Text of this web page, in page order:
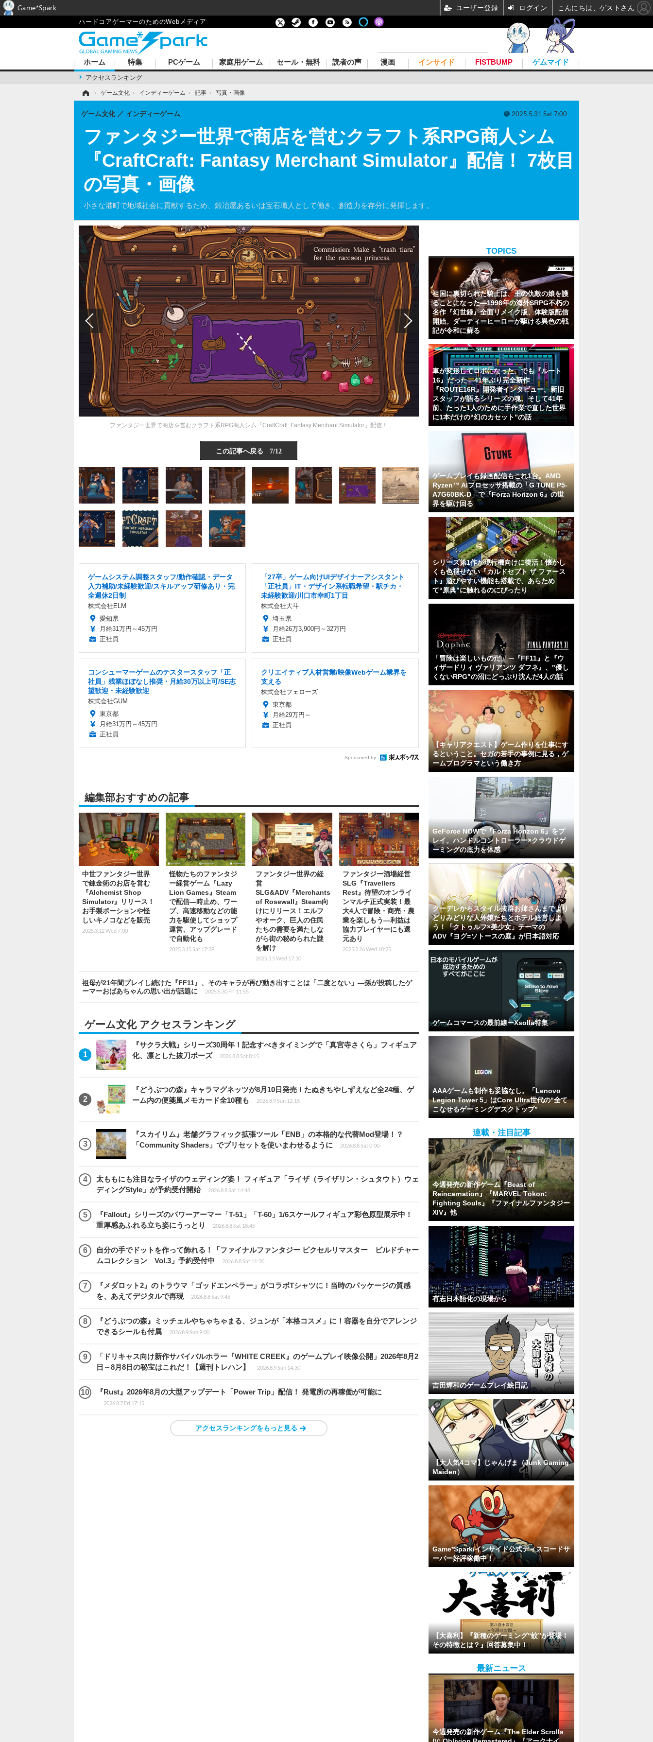
ハードコアゲーマーのためのWebメディア
ホーム
アクセスランキング
特集 PCゲーム 家庭用ゲーム セール・無料 読者の声 漫画 インサイド FISTBUMP ゲムマイド
› ゲーム文化 › インディーゲーム › 記事 › 写真・画像
ファンタジー世界で商店を営むクラフト系RPG商人シム
『CraftCraft: Fantasy Merchant Simulator』配信！ 7枚目
の写真・画像
小さな港町で地域社会に貢献するため、鍛冶屋あるいは宝石職人として働き、創造力を存分に発揮します。
ゲーム文化 インディーゲーム 2025.5.31 Sat 7:00
ファンタジー世界で商店を営むクラフト系RPG商人シム『CraftCraft: Fantasy Merchant Simulator』配信！
この記事へ戻る 7/12
ゲームシステム調整スタッフ/動作確認・データ
入力補助/未経験歓迎/スキルアップ研修あり・完
全週休2日制
株式会社ELM
愛知県
月給31万円～45万円
正社員
「27卒」ゲーム向けUIデザイナーアシスタント
「正社員」IT・デザイン系転職希望・駅チカ・
未経験歓迎/川口市幸町1丁目
株式会社大斗
埼玉県
月給26万3,900円～32万円
正社員
コンシューマーゲームのテスタースタッフ「正
社員」残業ほぼなし推奨・月給30万以上可/SE志
望歓迎・未経験歓迎
株式会社GUM
東京都
月給31万円～45万円
正社員
クリエイティブ人材営業/映像Webゲーム業界を
支える
株式会社フェローズ
東京都
月給29万円～
正社員
Sponsored by
編集部おすすめの記事
中世ファンタジー世界
で錬金術のお店を営む
『Alchemist Shop
Simulator』リリース！
お手製ポーションや怪
しいキノコなどを販売
2025.3.12 Wed 7:00
怪物たちのファンタジ
ー経営ゲーム『Lazy
Lion Games』Steam
で配信―時止め、ワー
プ、高速移動などの能
力を駆使してショップ
運営、アップグレード
で自動化も
2025.3.15 Sat 17:39
ファンタジー世界の経
営
SLG&ADV『Merchants
of Rosewall』Steam向
けにリリース！エルフ
やオーク、巨人の住民
たちの需要を満たしな
がら街の秘められた謎
を解け
2025.3.5 Wed 17:30
ファンタジー酒場経営
SLG『Travellers
Rest』待望のオンライ
ンマルチ正式実装！最
大4人で冒険・商売・農
業を楽しもう―利益は
協力プレイヤーにも還
元あり
2025.2.26 Wed 18:25
祖母が21年間プレイし続けた『FF11』、そのキャラが再び動き出すことは「二度とない」―孫が投稿したゲ
ーマーおばあちゃんの思い出が話題に
2025.5.30 Fri 11:55
ゲーム文化 アクセスランキング
『サクラ大戦』シリーズ30周年！記念すべきタイミングで「真宮寺さくら」フィギュア
化、凛とした抜刀ポーズ
2026.8.8 Sat 8:15
『どうぶつの森』キャラマグネッツが8月10日発売！たぬきちやしずえなど全24種、ゲ
ーム内の便箋風メモカード全10種も
2026.8.9 Sun 12:15
『スカイリム』老舗グラフィック拡張ツール「ENB」の本格的な代替Mod登場！？
「Community Shaders」でプリセットを使いまわせるように
2026.8.8 Sat 0:00
太ももにも注目なライザのウェディング姿！ フィギュア「ライザ（ライザリン・シュタウト）ウェ
ディングStyle」が予約受付開始
2026.8.8 Sat 14:48
『Fallout』シリーズのパワーアーマー「T-51」「T-60」1/6スケールフィギュア彩色原型展示中！
重厚感あふれる立ち姿にうっとり
2026.8.8 Sat 18:45
自分の手でドットを作って飾れる！「ファイナルファンタジー ピクセルリマスター ビルドチャー
ムコレクション Vol.3」予約受付中
2026.8.8 Sat 11:30
『メダロット2』のトラウマ「ゴッドエンペラー」がコラボTシャツに！当時のパッケージの質感
を、あえてデジタルで再現
2026.8.8 Sat 9:45
『どうぶつの森』ミッチェルやちゃちゃまる、ジュンが「本格コスメ」に！容器を自分でアレンジ
できるシールも付属
2026.8.9 Sun 9:00
「ドリキャス向け新作サバイバルホラー『WHITE CREEK』のゲームプレイ映像公開」2026年8月2
日～8月8日の秘宝はこれだ！【週刊トレハン】
2026.8.9 Sun 14:30
『Rust』2026年8月の大型アップデート「Power Trip」配信！ 発電所の再稼働が可能に
2026.8.7 Fri 17:15
アクセスランキングをもっと見る
TOPICS
祖国に裏切られた騎士は、王の仇敵の娘を護
ることになった―1998年の海外SRPG不朽の
名作『幻世録』全面リメイク版、体験版配信
開始。ダーティーヒーローが駆ける異色の戦
記が令和に蘇る
車が変形してロボになった、でも『ルート
16』だった―41年ぶり完全新作
『ROUTE16R』開発者インタビュー。新旧
スタッフが語るシリーズの魂。そして41年
前、たった1人のために手作業で直した世界
に1本だけの“幻のカセット”の話
ゲームプレイも録画配信もこれ1台。AMD
Ryzen™ AIプロセッサ搭載の「G TUNE P5-
A7G60BK-D」で『Forza Horizon 6』の世
界を駆け回る
シリーズ第1作が現行機向けに復活！懐かし
くも色褪せない『カルドセプト ザ ファース
ト』遊びやすい機能も搭載で、あらため
て“原典”に触れるのにぴったり
「冒険は楽しいものだ」 ─『FF11』と『ウ
ィザードリィ ヴァリアンツ ダフネ』、"優し
くないRPG"の沼にどっぷり沈んだ4人の話
【キャリアクエスト】ゲーム作りを仕事にす
るということ。セガの若手の事例に見る，ゲ
ームプログラマという働き方
GeForce NOWで『Forza Horizon 6』をプ
レイ。ハンドルコントローラー×クラウドゲ
ーミングの底力を体感
クーデレからスタイル抜群お姉さんまでより
どりみどりな人外娘たちとホテル経営しよ
う！「クトゥルフ×美少女」テーマの
ADV『ヨグ=ソトースの庭』が日本語対応
ゲームコマースの最前線ーXsolla特集
AAAゲームも制作も妥協なし。「Lenovo
Legion Tower 5」はCore Ultra世代の“全て
こなせるゲーミングデスクトップ”
連載・注目記事
今週発売の新作ゲーム『Beast of
Reincarnation』『MARVEL Tōkon:
Fighting Souls』『ファイナルファンタジー
XIV』他
有志日本語化の現場から
吉田輝和のゲームプレイ絵日記
【大人気4コマ】じゃんげま（Junk Gaming
Maiden）
Game*Spark/インサイド公式ディスコードサ
ーバー好評稼働中！
【大喜利】『新種のゲーミング“蚊”が登場！
その特徴とは？』回答募集中！
最新ニュース
今週発売の新作ゲーム『The Elder Scrolls
Game*Spark ユーザー登録 ログイン こんにちは、ゲストさん